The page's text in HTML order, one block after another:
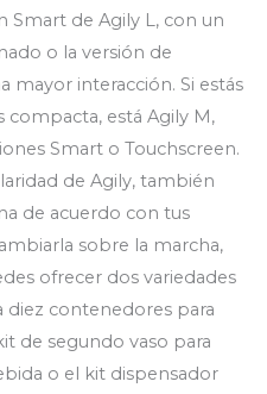
Smart de Agily L, con un
o la versión de
mayor interacción. Si estás
compacta, está Agily M,
Smart o Touchscreen.
de Agily, también
de acuerdo con tus
sobre la marcha,
ofrecer dos variedades
diez contenedores para
de segundo vaso para
o el kit dispensador